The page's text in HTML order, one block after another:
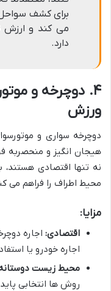
برای کشف سواحل
می کند و ارزش
دارد.
۴. دوچرخه و
ورزش
دوچرخه سواری و
هیجان انگیز و منحصربه
نه تنها اقتصادی
محیط اطراف را فراهم می
مزایا:
اقتصادی: اجاره
اجاره خودرو یا
محیط زیست
روش ها انتخابی